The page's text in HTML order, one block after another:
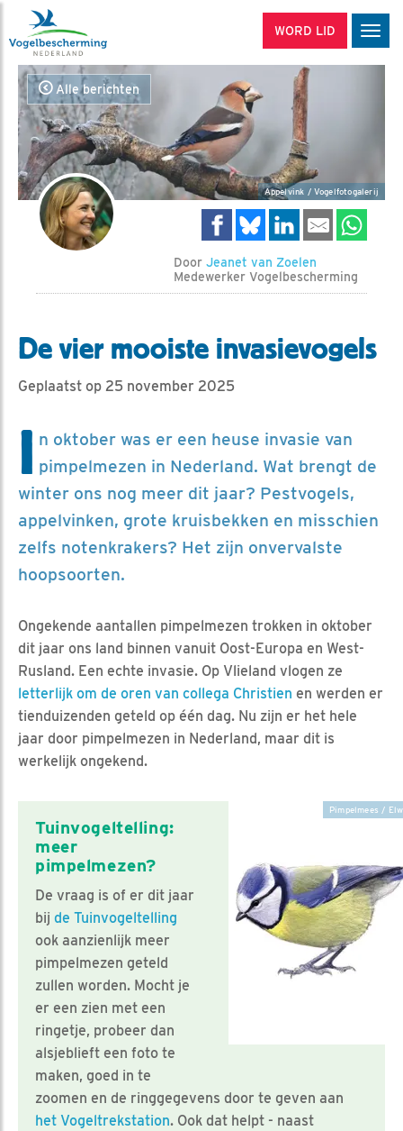
WORD LID
Alle berichten
Appelvink / Vogelfotogalerij
Door Jeanet van Zoelen
Medewerker Vogelbescherming
De vier mooiste invasievogels
Geplaatst op 25 november 2025
I n oktober was er een heuse invasie van
pimpelmezen in Nederland. Wat brengt de
winter ons nog meer dit jaar? Pestvogels,
appelvinken, grote kruisbekken en misschien
zelfs notenkrakers? Het zijn onvervalste
hoopsoorten.
Ongekende aantallen pimpelmezen trokken in oktober
dit jaar ons land binnen vanuit Oost-Europa en West-
Rusland. Een echte invasie. Op Vlieland vlogen ze
letterlijk om de oren van collega Christien en werden er
tienduizenden geteld op één dag. Nu zijn er het hele
jaar door pimpelmezen in Nederland, maar dit is
werkelijk ongekend.
Pimpelmees /
Tuinvogeltelling:
meer
pimpelmezen?
De vraag is of er dit jaar
bij de Tuinvogeltelling
ook aanzienlijk meer
pimpelmezen geteld
zullen worden. Mocht je
er een zien met een
ringetje, probeer dan
alsjeblieft een foto te
maken, goed in te
zoomen en de ringgegevens door te geven aan
het Vogeltrekstation. Ook dat helpt - naast